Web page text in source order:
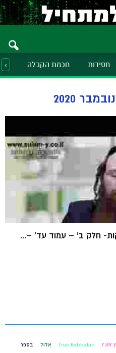
חסידות חכמת הקבלה ‹
חלק ב' – עמוד עד' –...
rav
True Kabbalah אלול בספר